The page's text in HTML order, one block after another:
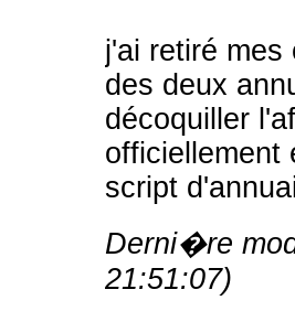
j'ai retiré mes
des deux
décoquiller
officiellement
script
Derni�re
21:51:07)